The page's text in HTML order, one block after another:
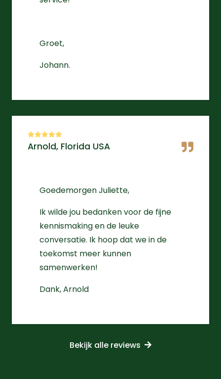
Groet,
Johann.
Arnold, Florida USA
Goedemorgen Juliette,
Ik wilde jou bedanken voor de fijne
kennismaking en de leuke
conversatie. Ik hoop dat we in de
toekomst meer kunnen
samenwerken!
Dank, Arnold
Bekijk alle reviews